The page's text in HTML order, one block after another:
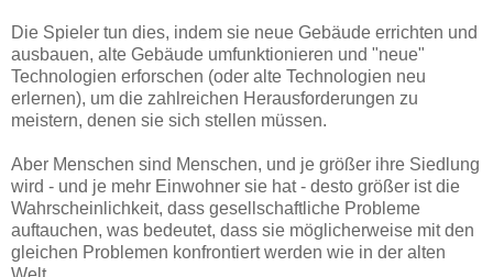
Die Spieler tun dies, indem sie neue Gebäude errichten und
ausbauen, alte Gebäude umfunktionieren und "neue"
Technologien erforschen (oder alte Technologien neu
erlernen), um die zahlreichen Herausforderungen zu
meistern, denen sie sich stellen müssen.
Aber Menschen sind Menschen, und je größer ihre Siedlung
wird - und je mehr Einwohner sie hat - desto größer ist die
Wahrscheinlichkeit, dass gesellschaftliche Probleme
auftauchen, was bedeutet, dass sie möglicherweise mit den
gleichen Problemen konfrontiert werden wie in der alten